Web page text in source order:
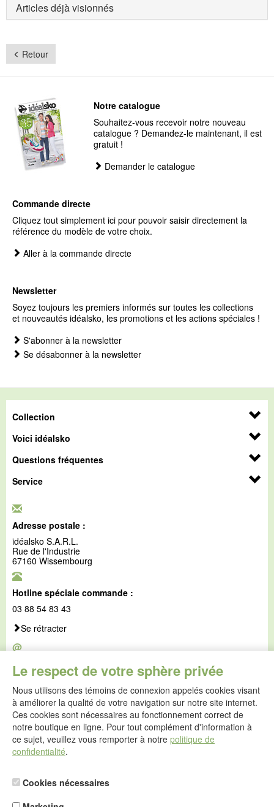
Articles déjà visionnés
Retour
Le respect de votre sphère privée
Nous utilisons des témoins de connexion appelés cookies visant
à améliorer la qualité de votre navigation sur notre site internet.
Ces cookies sont nécessaires au fonctionnement correct de
notre boutique en ligne. Pour tout complément d'information à
ce sujet, veuillez vous remporter à notre politique de
confidentialité.
Cookies nécessaires
Notre catalogue
Souhaitez-vous recevoir notre nouveau
catalogue ? Demandez-le maintenant, il est
gratuit !
Demander le catalogue
Commande directe
Cliquez tout simplement ici pour pouvoir saisir directement la
référence du modèle de votre choix.
Aller à la commande directe
Newsletter
Soyez toujours les premiers informés sur toutes les collections
et nouveautés idéalsko, les promotions et les actions spéciales !
S'abonner à la newsletter
Se désabonner à la newsletter
Collection
Voici idéalsko
Questions fréquentes
Service
Adresse postale :
idéalsko S.A.R.L.
Rue de l'Industrie
67160 Wissembourg
Hotline spéciale commande :
03 88 54 83 43
Se rétracter
@
service@idealsko.fr
@
Formulaire de contact
Aller au formulaire de contact